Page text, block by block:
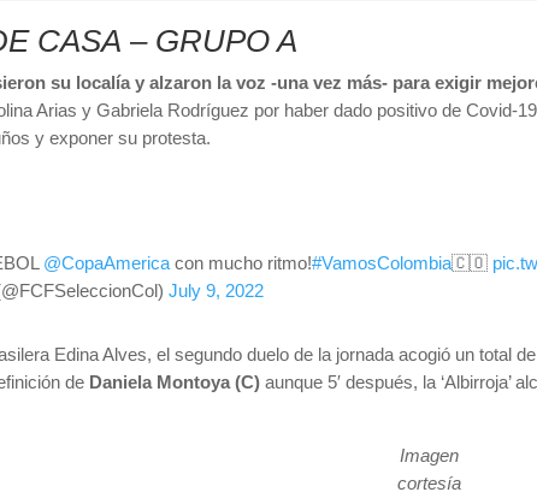
CASA – GRUPO A
su localía y alzaron la voz -una vez más- para exigir
Arias y Gabriela Rodríguez por haber dado positivo de Covid-
y exponer su protesta.
@CopaAmerica con mucho ritmo!#VamosColombia🇨🇴
July 9, 2022
Edina Alves, el segundo duelo de la jornada acogió un total
de Daniela Montoya (C) aunque 5′ después, la ‘Albirroja’
Imagen
cortesía